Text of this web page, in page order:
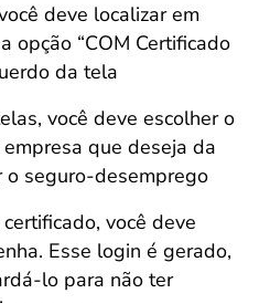
deve localizar em
opção “COM Certificado
da tela
você deve escolher o
que deseja da
o seguro-desemprego
você deve
Esse login é gerado,
lo para não ter